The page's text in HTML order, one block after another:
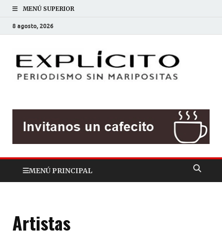
MENÚ SUPERIOR
8 agosto, 2026
MENÚ PRINCIPAL
Artistas